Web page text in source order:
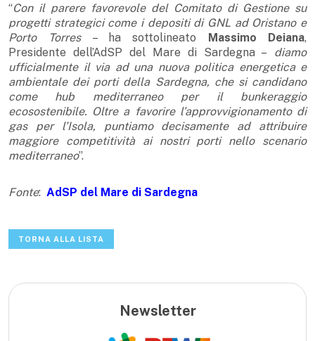
“Con il parere favorevole del Comitato di Gestione su
progetti strategici come i depositi di GNL ad Oristano e
Porto Torres– ha sottolineato Massimo Deiana,
Presidente dell’AdSP del Mare di Sardegna – diamo
ufficialmente il via ad una nuova politica energetica e
ambientale dei porti della Sardegna, che si candidano
come hub mediterraneo per il bunkeraggio
ecosostenibile. Oltre a favorire l’approvvigionamento di
gas per l’Isola, puntiamo decisamente ad attribuire
maggiore competitività ai nostri porti nello scenario
mediterraneo”.
Fonte: AdSP del Mare di Sardegna
TORNA ALLA LISTA
Newsletter